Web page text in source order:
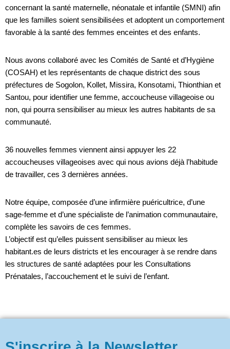
concernant la santé maternelle, néonatale et infantile (SMNI) afin
que les familles soient sensibilisées et adoptent un comportement
favorable à la santé des femmes enceintes et des enfants.
Nous avons collaboré avec les Comités de Santé et d’Hygiène
(COSAH) et les représentants de chaque district des sous
préfectures de Sogolon, Kollet, Missira, Konsotami, Thionthian et
Santou, pour identifier une femme, accoucheuse villageoise ou
non, qui pourra sensibiliser au mieux les autres habitants de sa
communauté.
36 nouvelles femmes viennent ainsi appuyer les 22
accoucheuses villageoises avec qui nous avions déjà l’habitude
de travailler, ces 3 dernières années.
Notre équipe, composée d’une infirmière puéricultrice, d’une
sage-femme et d’une spécialiste de l’animation communautaire,
complète les savoirs de ces femmes.
L’objectif est qu’elles puissent sensibiliser au mieux les
habitant.es de leurs districts et les encourager à se rendre dans
les structures de santé adaptées pour les Consultations
Prénatales, l’accouchement et le suivi de l’enfant.